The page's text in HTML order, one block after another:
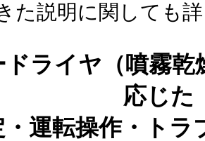
た説明に関しても
ライヤ（噴霧乾
応じた
運転操作・トラ